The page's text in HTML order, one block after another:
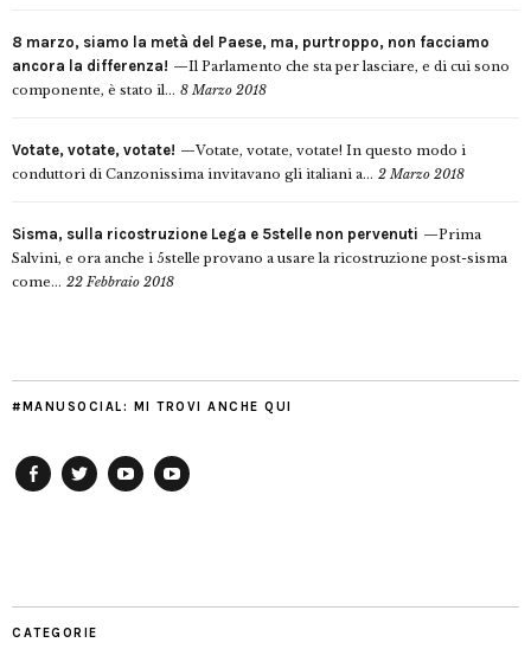
8 marzo, siamo la metà del Paese, ma, purtroppo, non facciamo
ancora la differenza!
Il Parlamento che sta per lasciare, e di cui sono
componente, è stato il... 8 Marzo 2018
Votate, votate, votate!
Votate, votate, votate! In questo modo i
conduttori di Canzonissima invitavano gli italiani a... 2 Marzo 2018
Sisma, sulla ricostruzione Lega e 5stelle non pervenuti
Prima
Salvini, e ora anche i 5stelle provano a usare la ricostruzione post-sisma
come... 22 Febbraio 2018
#MANUSOCIAL: MI TROVI ANCHE QUI
CATEGORIE